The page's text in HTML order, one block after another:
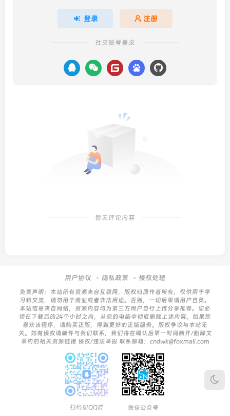
登录 注册
社交账号登录
暂无评论内容
用户协议 隐私政策 侵权处理
免责声明：本站所有资源来自互联网，版权归原作者所有，仅供用于学
习和交流，请勿用于商业或者非法用途。否则，一切后果请用户自负。
本站信息来自网络，资源内容均为第三方用户自行上传分享推荐。您必
须在下载后的24个小时之内，从您的电脑中彻底删除上述内容。如果您
喜欢该程序，请购买正版，得到更好的正版服务。版权争议与本站无
关。如有侵权请邮件与我们联系，我们将在确认后第一时间断开/删除文
章内的相关资源链接 侵权/违法举报 联系邮箱：cndwk@foxmail.com
扫码加QQ群 微信公众号